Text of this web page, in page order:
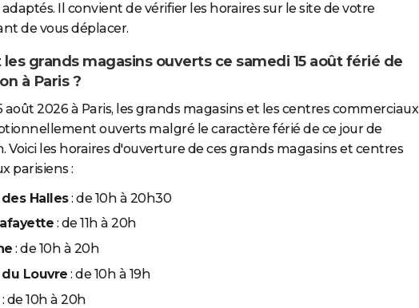
Il convient de vérifier les horaires sur le site de votre
de vous déplacer.
les grands magasins ouverts ce samedi 15 août férié de
à Paris ?
août 2026 à Paris, les grands magasins et les centres commerciaux
ouverts malgré le caractère férié de ce jour de
Voici les horaires d'ouverture de ces grands magasins et centres
parisiens :
Halles: de 10h à 20h30
: de 11h à 20h
: de 10h à 20h
Louvre : de 10h à 19h
: de 10h à 20h